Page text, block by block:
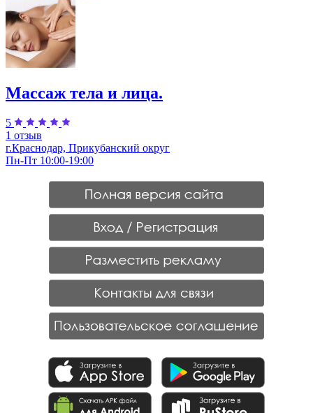
Массаж тела и лица.
5
1 отзыв
г.Краснодар, Прикубанский округ
Пн-Пт 10:00-19:00